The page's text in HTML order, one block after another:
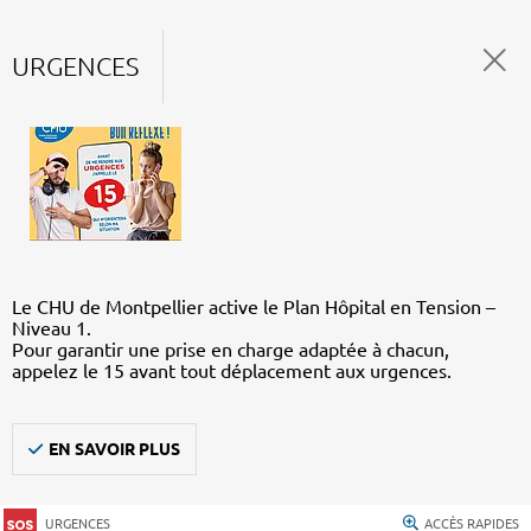
URGENCES
Le CHU de Montpellier active le Plan Hôpital en Tension –
Niveau 1.
Pour garantir une prise en charge adaptée à chacun,
appelez le 15 avant tout déplacement aux urgences.
EN SAVOIR PLUS
URGENCES ACCÈS RAPIDES